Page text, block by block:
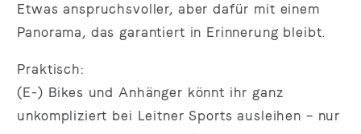
Etwas anspruchsvoller, aber dafür mit einem
Panorama, das garantiert in Erinnerung bleibt.
Praktisch:
(E-) Bikes und Anhänger könnt ihr ganz
unkompliziert bei Leitner Sports ausleihen – nur